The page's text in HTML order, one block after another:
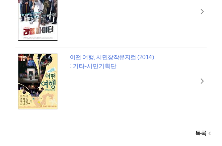
어떤 여행, 시민창작뮤지컬 (2014)
: 기타-시민기획단
목록